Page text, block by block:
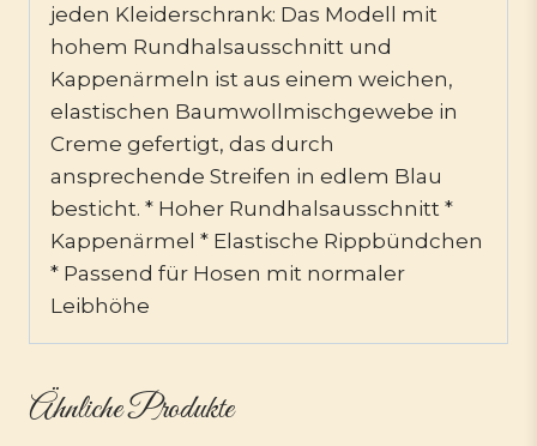
jeden Kleiderschrank: Das Modell mit
hohem Rundhalsausschnitt und
Kappenärmeln ist aus einem weichen,
elastischen Baumwollmischgewebe in
Creme gefertigt, das durch
ansprechende Streifen in edlem Blau
besticht. * Hoher Rundhalsausschnitt *
Kappenärmel * Elastische Rippbündchen
* Passend für Hosen mit normaler
Leibhöhe
Ähnliche Produkte